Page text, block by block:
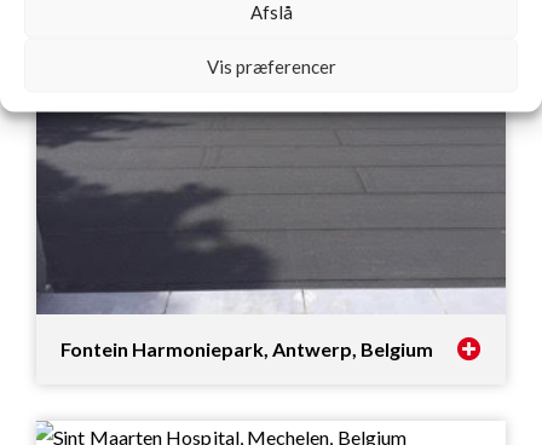
Afslå
Vis præferencer
Fontein Harmoniepark, Antwerp, Belgium